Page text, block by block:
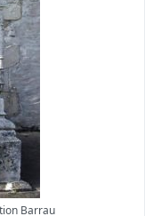
Barrau